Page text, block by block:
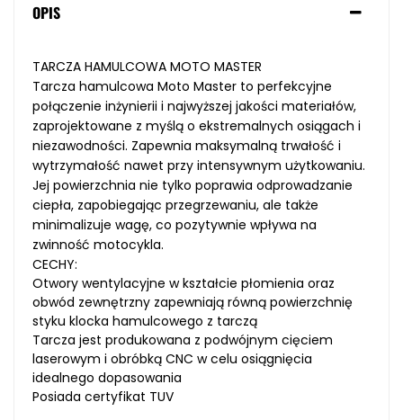
OPIS
TARCZA HAMULCOWA MOTO MASTER
Tarcza hamulcowa Moto Master to perfekcyjne
połączenie inżynierii i najwyższej jakości materiałów,
zaprojektowane z myślą o ekstremalnych osiągach i
niezawodności. Zapewnia maksymalną trwałość i
wytrzymałość nawet przy intensywnym użytkowaniu.
Jej powierzchnia nie tylko poprawia odprowadzanie
ciepła, zapobiegając przegrzewaniu, ale także
minimalizuje wagę, co pozytywnie wpływa na
zwinność motocykla.
CECHY:
Otwory wentylacyjne w kształcie płomienia oraz
obwód zewnętrzny zapewniają równą powierzchnię
styku klocka hamulcowego z tarczą
Tarcza jest produkowana z podwójnym cięciem
laserowym i obróbką CNC w celu osiągnięcia
idealnego dopasowania
Posiada certyfikat TUV